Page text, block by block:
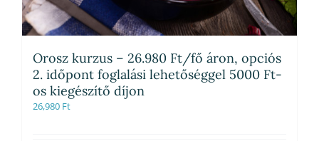
Orosz kurzus – 26.980 Ft/fő áron, opciós
2. időpont foglalási lehetőséggel 5000 Ft-
os kiegészítő díjon
26,980 Ft